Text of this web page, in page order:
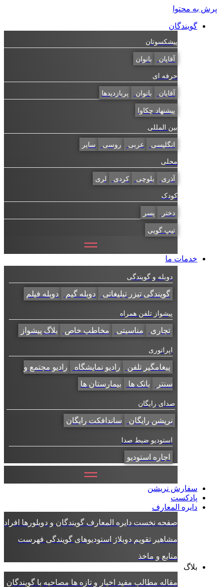
پرش به محتوا
گویندگان
پیشکسوتان
آقایان بانوان
حرفه ای
آقایان بانوان پربازدیدها
پیشنهاد چکاوا
بین المللی
انگلیسی عربی روسی سایر
محلی
آذری بلوچی کردی لری
کودک
دختر پسر
تیپ گویی
خدمات ما
دوبله و گویندگی
گویندگی تیزر تبلیغاتی دوبله گیم دوبله فیلم
پیشواز تلفن همراه
تجاری مناسبتی مخاطب خاص بلاگ پیشواز
اپراتوری
پیغامگیر تلفن رادیو نمایشگاه
رادیو مجتمع و
سنتر
بانک ها بیمارستان ها
صدای رایگان
نریشن رایگان ساندافکت رایگان
استودیو ضبط صدا
اجاره استودیو
سفارش نریشن
پادکست
دایره المعارف
صفحه نخست دایره المعارف گویندگان و دوبلورها افراد
مشاهیر تقویم دوبلاژ استودیوهای گویندگی فهرست
منابع و ماخذ
بلاگ
مقاله مطالب مفید اخبار و تازه ها مصاحبه با گویندگان